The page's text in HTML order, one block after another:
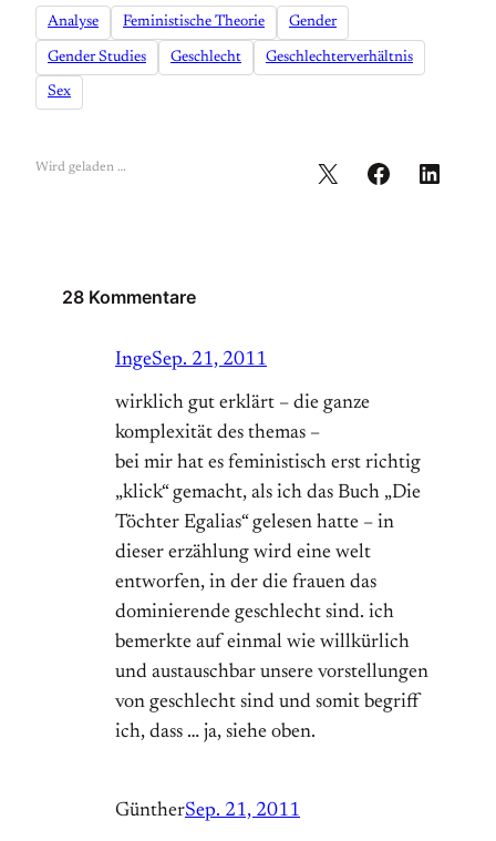
Analyse Feministische Theorie Gender
Gender Studies Geschlecht Geschlechterverhältnis
Sex
Wird geladen …
28 Kommentare
IngeSep. 21, 2011
wirklich gut erklärt – die ganze
komplexität des themas –
bei mir hat es feministisch erst richtig
„klick“ gemacht, als ich das Buch „Die
Töchter Egalias“ gelesen hatte – in
dieser erzählung wird eine welt
entworfen, in der die frauen das
dominierende geschlecht sind. ich
bemerkte auf einmal wie willkürlich
und austauschbar unsere vorstellungen
von geschlecht sind und somit begriff
ich, dass … ja, siehe oben.
GüntherSep. 21, 2011